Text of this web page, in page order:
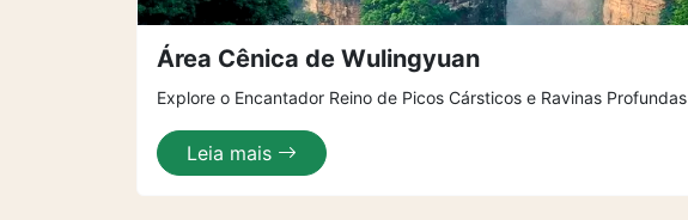
Área Cênica de Wulingyuan
Explore o Encantador Reino de Picos Cársticos e Ravinas Profundas
Leia mais